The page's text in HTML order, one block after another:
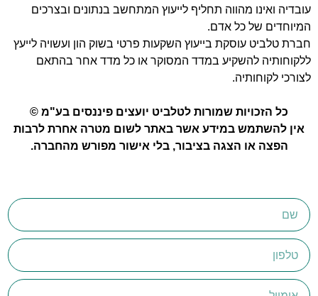
עובדיה ואינו מהווה תחליף לייעוץ המתחשב בנתונים ובצרכים
המיוחדים של כל אדם.
חברת טלביט עוסקת בייעוץ השקעות פרטי בשוק הון ועשויה לייעץ
ללקוחותיה להשקיע במדד המסוקר או כל מדד אחר בהתאם
לצורכי לקוחותיה.
כל הזכויות שמורות לטלביט יועצים פיננסים בע"מ ©
אין להשתמש במידע אשר באתר לשום מטרה אחרת לרבות
הפצה או הצגה בציבור, בלי אישור מפורש מהחברה.